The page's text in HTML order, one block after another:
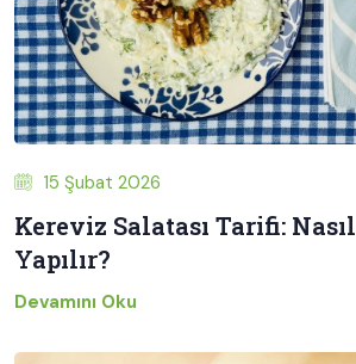
15 Şubat 2026
Kereviz Salatası Tarifi: Nasıl
Yapılır?
Devamını Oku